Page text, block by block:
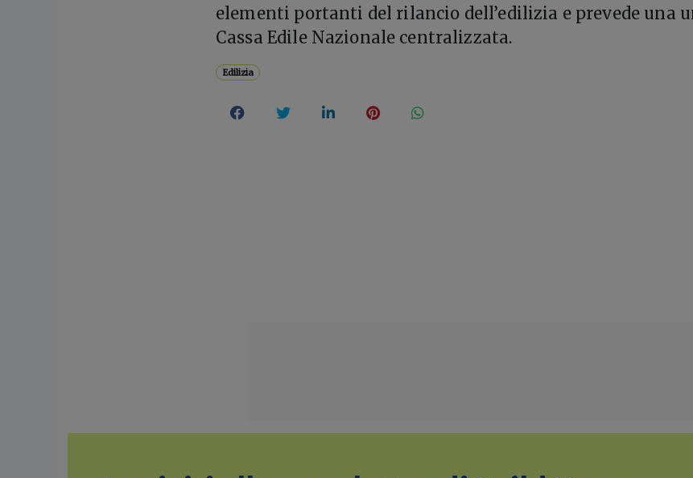
elementi portanti del rilancio dell’edilizia e prevede una
Cassa Edile Nazionale centralizzata.
Edilizia